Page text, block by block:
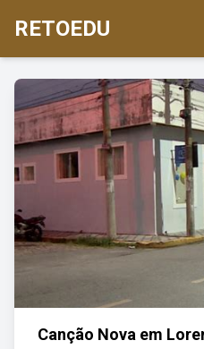
RETOEDU
Canção Nova em